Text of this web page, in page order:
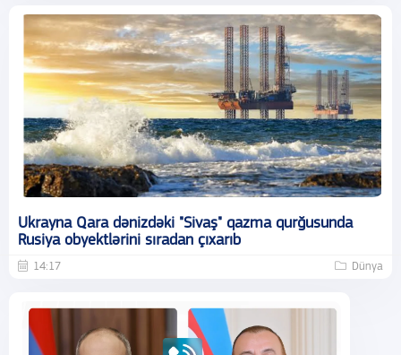
Ukrayna Qara dənizdəki "Sivaş" qazma qurğusunda
Rusiya obyektlərini sıradan çıxarıb
14:17 Dünya